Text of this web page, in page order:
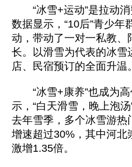
“冰雪+运动”是拉动
数据显示，“10后”青少年
动，带动了一对一私教、
长。以滑雪为代表的冰雪
店、民宿预订的全面升温。
“冰雪+康养”也成为
示，“白天滑雪，晚上泡
去年雪季，多个冰雪游热
增速超过30%，其中河北
激增1.35倍。